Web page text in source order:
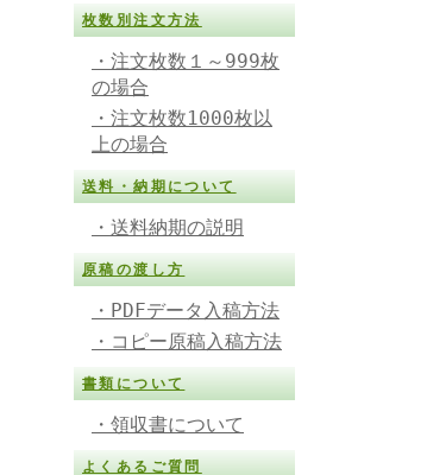
枚数別注文方法
・注文枚数１～999枚
の場合
・注文枚数1000枚以
上の場合
送料・納期について
・送料納期の説明
原稿の渡し方
・PDFデータ入稿方法
・コピー原稿入稿方法
書類について
・領収書について
よくあるご質問